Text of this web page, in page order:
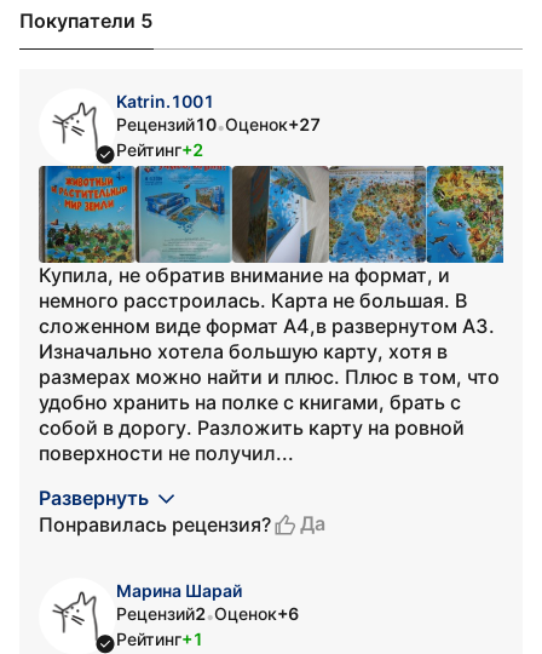
Покупатели 5
Katrin.1001
Рецензий10•Оценок+27
Рейтинг+2
Купила, не обратив внимание на формат, и
немного расстроилась. Карта не большая. В
сложенном виде формат А4,в развернутом А3.
Изначально хотела большую карту, хотя в
размерах можно найти и плюс. Плюс в том, что
удобно хранить на полке с книгами, брать с
собой в дорогу. Разложить карту на ровной
поверхности не получил...
Развернуть
Понравилась рецензия?
Да
Марина Шарай
Рецензий2•Оценок+6
Рейтинг+1